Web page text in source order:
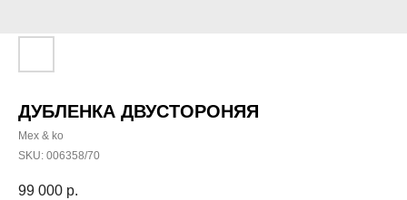
ДУБЛЕНКА ДВУСТОРОНЯЯ
Mex & ko
SKU: 006358/70
99 000 р.